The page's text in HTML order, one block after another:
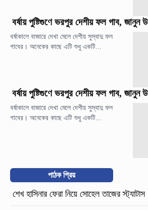
বর্ষায় পুষ্টিগুণে ভরপুর দেশীয় ফল গাব, জানুন
বর্ষাকালে বাজারে দেখা মেলে দেশীয় সুস্বাদু ফল
গাবের। অনেকের কাছে এটি শুধু একটি...
বর্ষায় পুষ্টিগুণে ভরপুর দেশীয় ফল গাব, জানুন
বর্ষাকালে বাজারে দেখা মেলে দেশীয় সুস্বাদু ফল
গাবের। অনেকের কাছে এটি শুধু একটি...
পাঠক প্রিয়
শেখ হাসিনার ফেরা নিয়ে সোহেল তাজের স্ট্যাটাস